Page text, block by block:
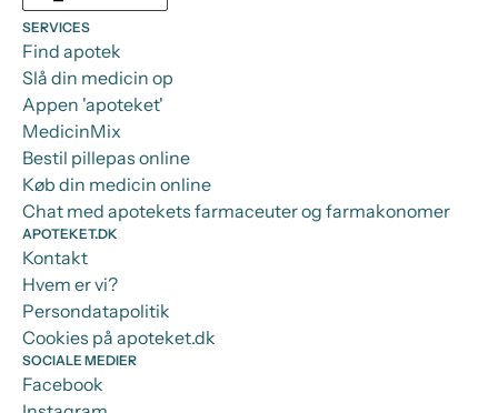
SERVICES
Find apotek
Slå din medicin op
Appen 'apoteket'
MedicinMix
Bestil pillepas online
Køb din medicin online
Chat med apotekets farmaceuter og farmakonomer
APOTEKET.DK
Kontakt
Hvem er vi?
Persondatapolitik
Cookies på apoteket.dk
SOCIALE MEDIER
Facebook